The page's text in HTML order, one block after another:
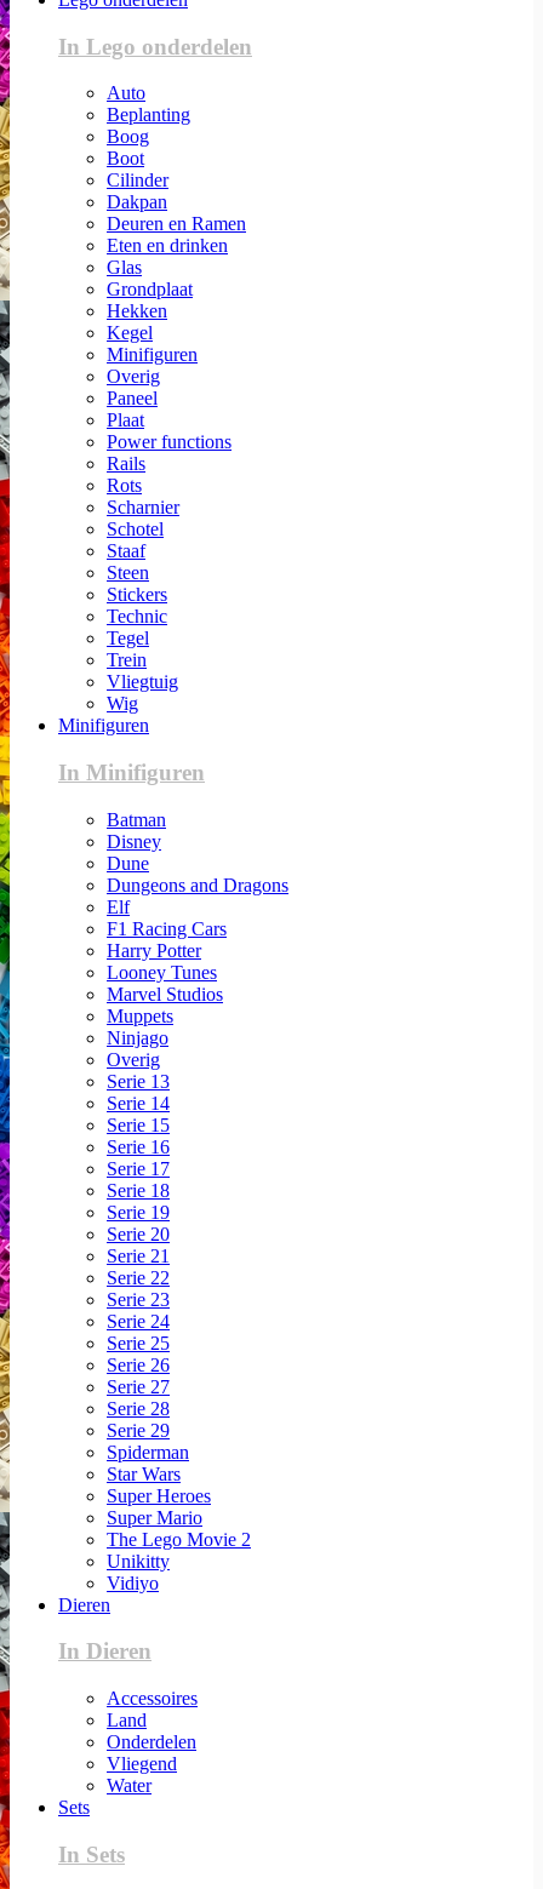
In Lego onderdelen
Auto
Beplanting
Boog
Boot
Cilinder
Dakpan
Deuren en Ramen
Eten en drinken
Glas
Grondplaat
Hekken
Kegel
Minifiguren
Overig
Paneel
Plaat
Power functions
Rails
Rots
Scharnier
Schotel
Staaf
Steen
Stickers
Technic
Tegel
Trein
Vliegtuig
Wig
Minifiguren
In Minifiguren
Batman
Disney
Dune
Dungeons and Dragons
Elf
F1 Racing Cars
Harry Potter
Looney Tunes
Marvel Studios
Muppets
Ninjago
Overig
Serie 13
Serie 14
Serie 15
Serie 16
Serie 17
Serie 18
Serie 19
Serie 20
Serie 21
Serie 22
Serie 23
Serie 24
Serie 25
Serie 26
Serie 27
Serie 28
Serie 29
Spiderman
Star Wars
Super Heroes
Super Mario
The Lego Movie 2
Unikitty
Vidiyo
Dieren
In Dieren
Accessoires
Land
Onderdelen
Vliegend
Water
Sets
In Sets